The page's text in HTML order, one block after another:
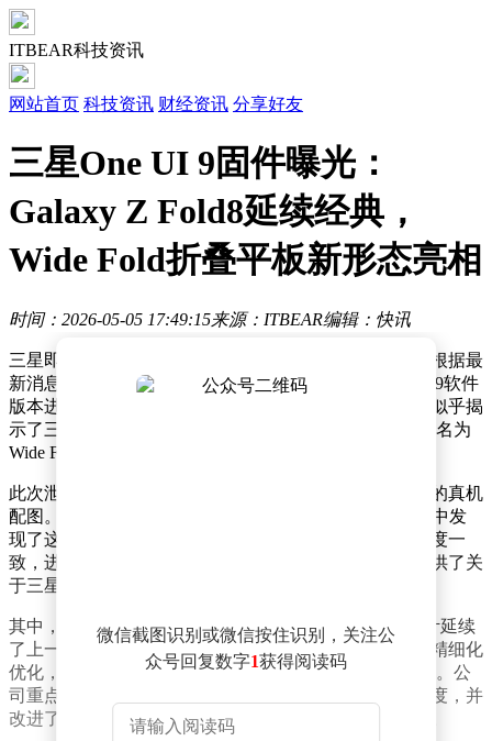
ITBEAR科技资讯
网站首页 科技资讯 财经资讯 分享好友
三星One UI 9固件曝光：
Galaxy Z Fold8延续经典，
Wide Fold折叠平板新形态亮相
时间：2026-05-05 17:49:15来源：ITBEAR编辑：快讯
三星即将推出的两款全新折叠屏手机引发了广泛关注。根据最
新消息，三星正在为其下一代基于安卓17系统的One UI 9软件
版本进行积极开发，而该固件中意外泄露的视觉素材，似乎揭
示了三星即将发布的两款新机型：Galaxy Z Fold8和一款名为
Wide Fold的宽屏折叠手机。
此次泄露并非仅限于代码层面的暗示，而是包含了实际的真机
配图。科技媒体Android Authority在One UI 9的固件文件中发
现了这些图片，其设计与此前流传的工程设计渲染图高度一
致，进一步证实了新机的外观设计。这一发现为外界提供了关
于三星未来折叠屏手机的重要线索。
其中，标准版的Galaxy Z Fold8内部代号为Q8，整体设计延续
了上一代机型的风格。三星近年来在产品开发上更注重精细化
优化，而非激进式创新，这一策略在Fold8上得到了体现。公
司重点提升了铰链的耐用性，减轻了屏幕折痕的明显程度，并
改进了整体机身的工艺质量，而非对外观进行大幅改动。
微信截图识别或微信按住识别，关注公
众号回复数字1获得阅读码